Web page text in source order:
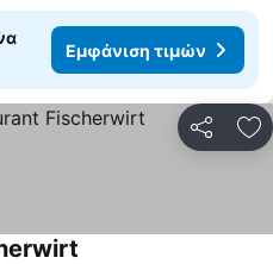
Εμφάνιση τιμών